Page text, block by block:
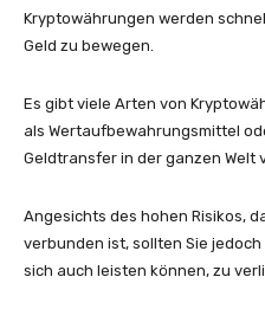
Kryptowährungen werden
Geld zu bewegen.
Es gibt viele Arten von
als Wertaufbewahrungsmittel
Geldtransfer in der ganzen Welt
Angesichts des hohen Risikos,
verbunden ist, sollten Sie
sich auch leisten können, zu